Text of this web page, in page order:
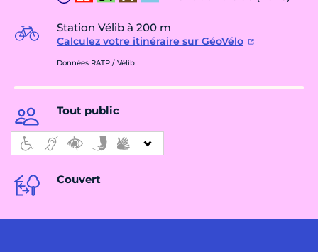
Station Vélib à 200 m
Calculez votre itinéraire sur GéoVélo
Données RATP / Vélib
Tout public
Couvert